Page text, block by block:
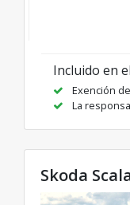
Incluido en
Exención
La
Skoda